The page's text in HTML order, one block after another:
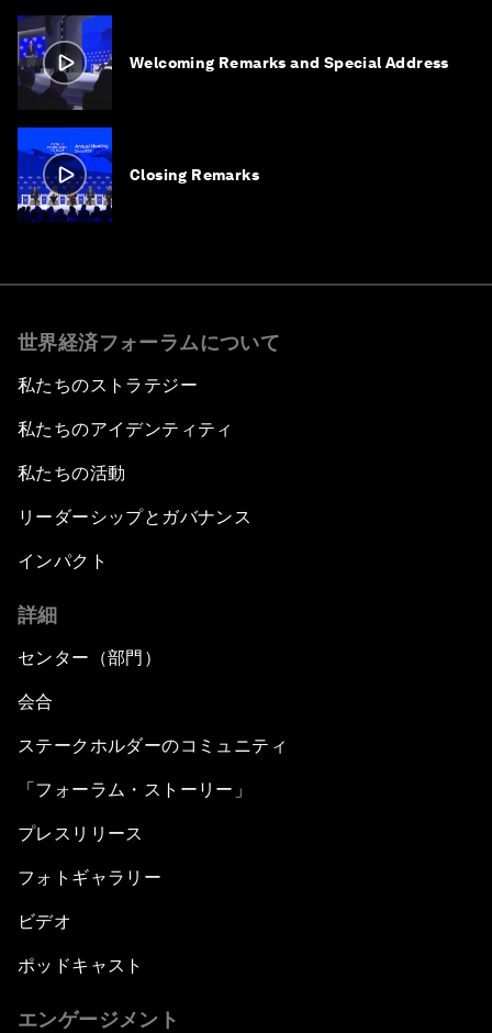
Welcoming Remarks and Special Address
Closing Remarks
世界経済フォーラムについて
私たちのストラテジー
私たちのアイデンティティ
私たちの活動
リーダーシップとガバナンス
インパクト
詳細
センター（部門）
会合
ステークホルダーのコミュニティ
「フォーラム・ストーリー」
プレスリリース
フォトギャラリー
ビデオ
ポッドキャスト
エンゲージメント